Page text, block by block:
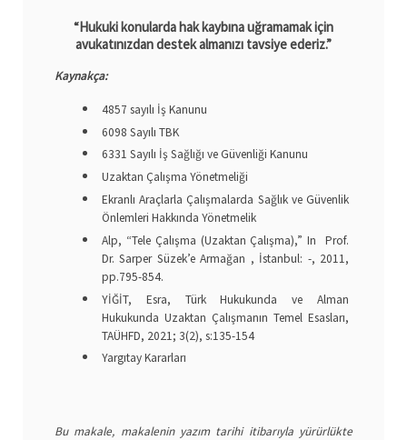
“Hukuki konularda hak kaybına uğramamak için
avukatınızdan destek almanızı tavsiye ederiz.”
Kaynakça:
4857 sayılı İş Kanunu
6098 Sayılı TBK
6331 Sayılı İş Sağlığı ve Güvenliği Kanunu
Uzaktan Çalışma Yönetmeliği
Ekranlı Araçlarla Çalışmalarda Sağlık ve Güvenlik
Önlemleri Hakkında Yönetmelik
Alp, “Tele Çalışma (Uzaktan Çalışma),” In Prof.
Dr. Sarper Süzek’e Armağan , İstanbul: -, 2011,
pp.795-854.
YİĞİT, Esra, Türk Hukukunda ve Alman
Hukukunda Uzaktan Çalışmanın Temel Esasları,
TAÜHFD, 2021; 3(2), s:135-154
Yargıtay Kararları
Bu makale, makalenin yazım tarihi itibarıyla yürürlükte